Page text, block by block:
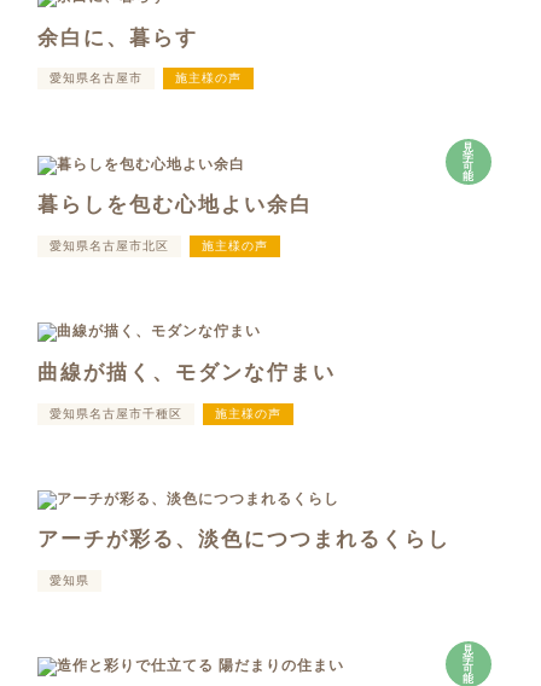
余白に、暮らす
愛知県名古屋市 施主様の声
見
学
可
能
暮らしを包む心地よい余白
愛知県名古屋市北区 施主様の声
曲線が描く、モダンな佇まい
愛知県名古屋市千種区 施主様の声
アーチが彩る、淡色につつまれるくらし
愛知県
見
学
可
能